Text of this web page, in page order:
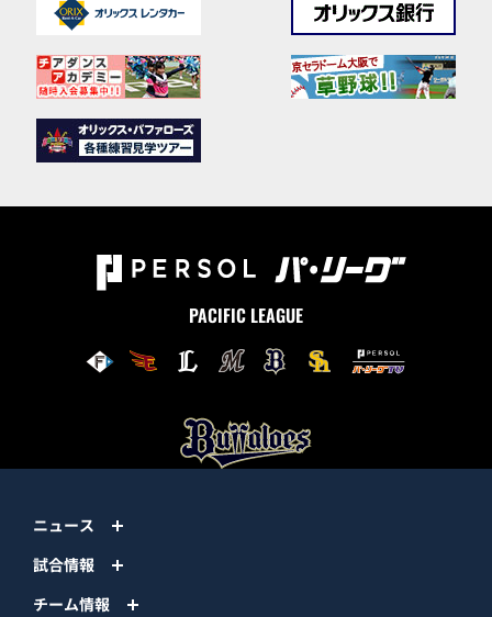
PACIFIC LEAGUE
ニュース
試合情報
チーム情報